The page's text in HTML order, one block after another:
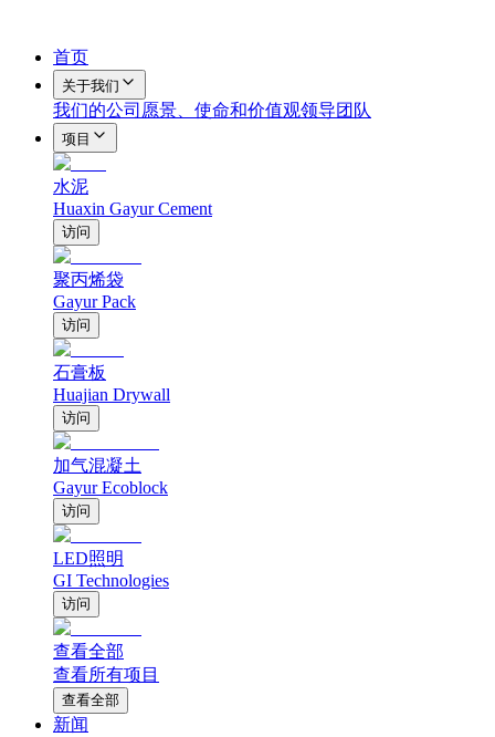
首页
关于我们
我们的公司 愿景、使命和价值观领导团队
项目
水泥
Huaxin Gayur Cement
访问
聚丙烯袋
Gayur Pack
访问
石膏板
Huajian Drywall
访问
加气混凝土
Gayur Ecoblock
访问
LED照明
GI Technologies
访问
查看全部
查看所有项目
查看全部
新闻